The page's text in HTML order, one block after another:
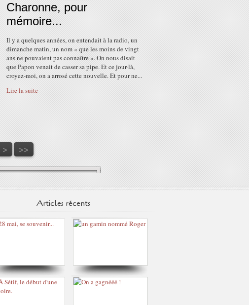
Charonne, pour
mémoire...
Il y a quelques années, on entendait à la radio, un
dimanche matin, un nom « que les moins de vingt
ans ne pouvaient pas connaître ». On nous disait
que Papon venait de casser sa pipe. Et ce jour-là,
croyez-moi, on a arrosé cette nouvelle. Et pour ne...
Lire la suite
20
30
40
50
60
70
80
90
100
200
300
> >>
Articles récents